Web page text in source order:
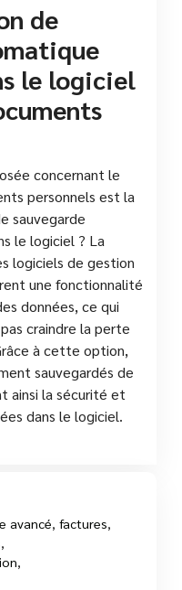
de
le logiciel
concernant le
personnels est la
sauvegarde
le logiciel ? La
logiciels de gestion
une fonctionnalité
données, ce qui
craindre la perte
à cette option,
sauvegardés de
ainsi la sécurité et
dans le logiciel.
avancé factures